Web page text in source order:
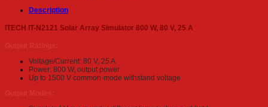
Description
ITECH IT-N2121 Solar Array Simulator 800 W, 80 V, 25 A
Voltage/Current: 80 V, 25 A
Power: 800 W, output power
Up to 1500 V common-mode withstand voltage